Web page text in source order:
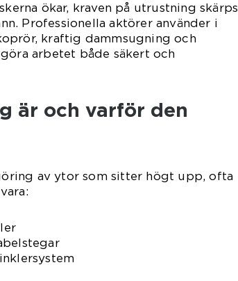
ökar, kraven på utrustning skärps
Professionella aktörer använder i
kraftig dammsugning och
arbetet både säkert och
är och varför den
av ytor som sitter högt upp, ofta